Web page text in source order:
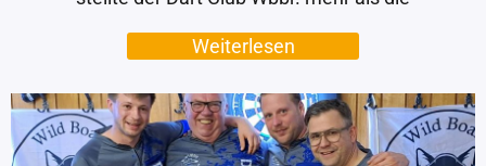
Weiterlesen